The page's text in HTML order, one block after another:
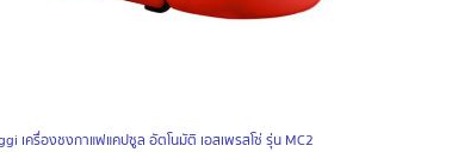
เครื่องชงกาแฟแคปซูล อัตโนมัติ เอสเพรสโซ่ รุ่น MC2